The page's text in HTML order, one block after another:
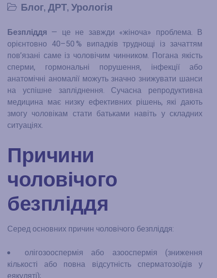
Блог, ДРТ, Урологія
Безпліддя — це не завжди «жіноча» проблема. В
орієнтовно 40–50 % випадків труднощі із зачаттям
пов’язані саме із чоловічим чинником. Погана якість
сперми, гормональні порушення, інфекції або
анатомічні аномалії можуть значно знижувати шанси
на успішне запліднення. Сучасна репродуктивна
медицина має низку ефективних рішень, які дають
змогу чоловікам стати батьками навіть у складних
ситуаціях.
Причини
чоловічого
безпліддя
Серед основних причин чоловічого безпліддя:
олігозооспермія або азооспермія (зниження
кількості або повна відсутність сперматозоїдів у